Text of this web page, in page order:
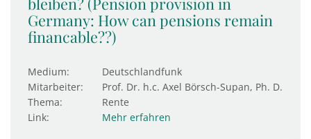
Germany: How can pensions remain
financable??)
Medium:
Deutschlandfunk
Mitarbeiter:
Prof. Dr. h.c. Axel Börsch-Supan, Ph. D.
Thema:
Rente
Link:
Mehr erfahren